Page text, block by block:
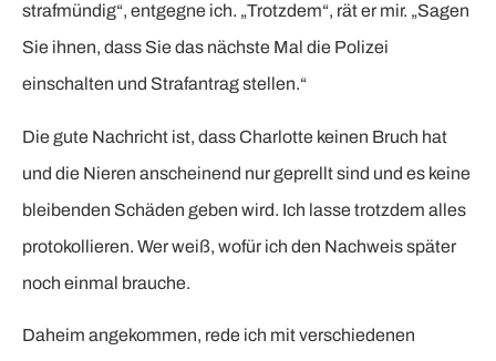
strafmündig“, entgegne ich. „Trotzdem“, rät er mir. „Sagen
Sie ihnen, dass Sie das nächste Mal die Polizei
einschalten und Strafantrag stellen.“
Die gute Nachricht ist, dass Charlotte keinen Bruch hat
und die Nieren anscheinend nur geprellt sind und es keine
bleibenden Schäden geben wird. Ich lasse trotzdem alles
protokollieren. Wer weiß, wofür ich den Nachweis später
noch einmal brauche.
Daheim angekommen, rede ich mit verschiedenen